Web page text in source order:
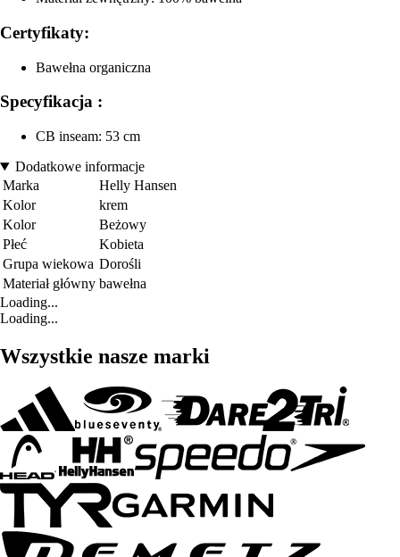
Certyfikaty:
Bawełna organiczna
Specyfikacja :
CB inseam: 53 cm
Dodatkowe informacje
Marka
Helly Hansen
Kolor
krem
Kolor
Beżowy
Płeć
Kobieta
Grupa wiekowa Dorośli
Materiał główny bawełna
Loading...
Loading...
Wszystkie nasze marki